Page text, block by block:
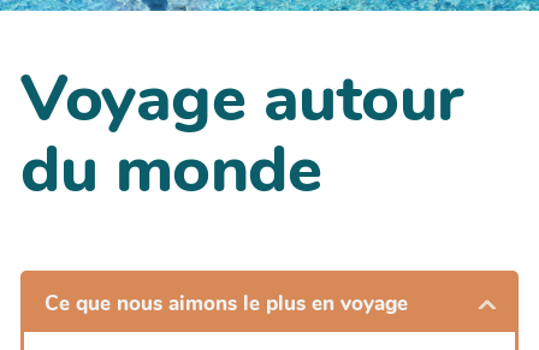
Voyage autour
du monde
Ce que nous aimons le plus en voyage